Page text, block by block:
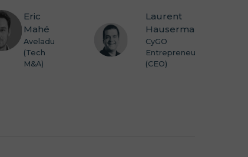
Eric
Mahé
Aveladu
(Tech
M&A)
Laurent
Hausermann
CyGO
Entrepreneurs
(CEO)